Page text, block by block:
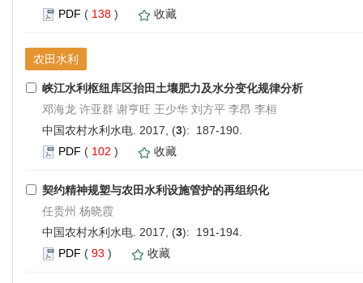
PDF ( 138 ) 收藏
农田水利
峡江水利枢纽库区抬田土壤肥力及水分变化规律分析
邓海龙 许亚群 谢亨旺 王少华 刘方平 李昂 李桓
中国农村水利水电. 2017, (3): 187-190.
PDF ( 102 ) 收藏
契约精神规塑与农田水利设施管护的再组织化
任贵州 杨晓霞
中国农村水利水电. 2017, (3): 191-194.
PDF ( 93 ) 收藏